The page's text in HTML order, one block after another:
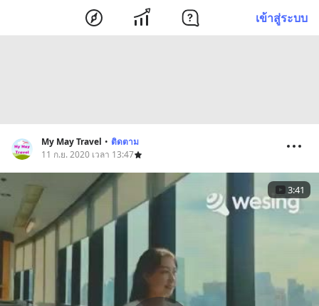
เข้าสู่ระบบ
My May Travel • ติดตาม
11 ก.ย. 2020 เวลา 13:47
3:41